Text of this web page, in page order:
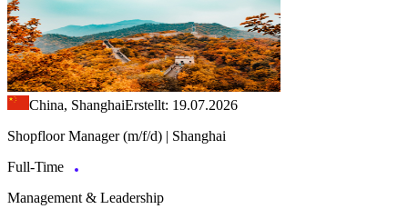
China, ShanghaiErstellt: 19.07.2026
Shopfloor Manager (m/f/d) | Shanghai
Full-Time
Management & Leadership